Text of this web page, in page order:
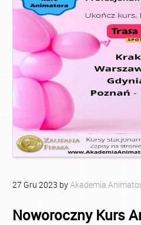
27 Gru 2023 byAkademia
Noworoczny Kurs